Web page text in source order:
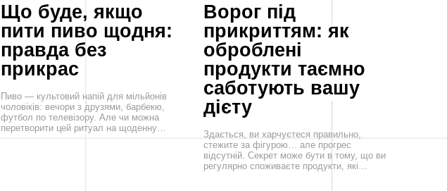
Що буде, якщо
пити пиво щодня:
правда без
прикрас
Пиво — культовий напій для мільйонів
чоловіків: вечори з друзями, барбекю,
футбол по телевізору. Але чи можна
перетворити цей ритуал на щоденну…
Ворог під
прикриттям: як
оброблені
продукти таємно
саботують вашу
дієту
Здається, ви харчуєтеся правильно,
стежите за фігурою… але прогрес
відсутній. Секрет може бути в тому, що ви
регулярно споживаєте продукти, які…